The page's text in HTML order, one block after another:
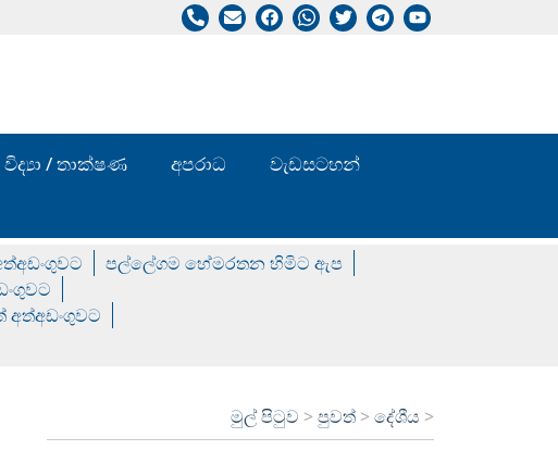
විද්‍යා / තාක්ෂණ අපරාධ
වැඩසටහන්
පල්ලේගම හේමරතන හිමිට ඇප
අත්අඩංගුවට
මුල් පිටුව >පුවත් >දේශීය >